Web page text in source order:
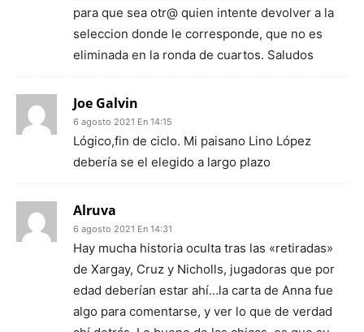
para que sea otr@ quien intente devolver a la
seleccion donde le corresponde, que no es
eliminada en la ronda de cuartos. Saludos
Joe Galvin
6 agosto 2021 En 14:15
Lógico,fin de ciclo. Mi paisano Lino López
debería se el elegido a largo plazo
Alruva
6 agosto 2021 En 14:31
Hay mucha historia oculta tras las «retiradas»
de Xargay, Cruz y Nicholls, jugadoras que por
edad deberían estar ahí…la carta de Anna fue
algo para comentarse, y ver lo que de verdad